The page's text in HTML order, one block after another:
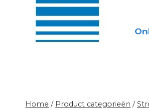
Home / Product categorieën /